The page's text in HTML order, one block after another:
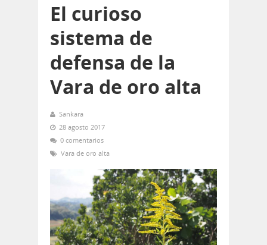
El curioso
sistema de
defensa de la
Vara de oro alta
Sankara
28 agosto 2017
0 comentarios
Vara de oro alta